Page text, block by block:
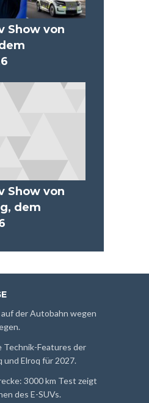
Show von
Show von
dem
der Autobahn wegen
Technik-Features der
und Elroq für 2027.
3000 km Test zeigt
des E-SUVs.